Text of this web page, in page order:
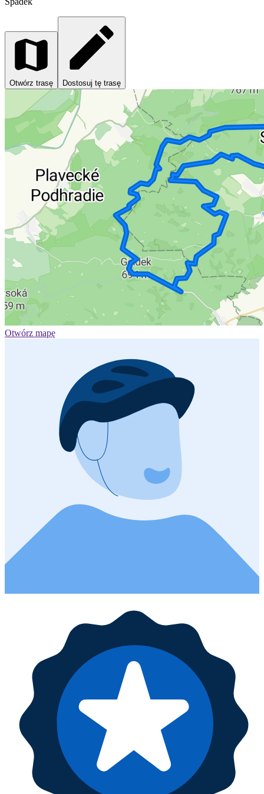
Otwórz trasę Dostosuj tę trasę
Otwórz mapę